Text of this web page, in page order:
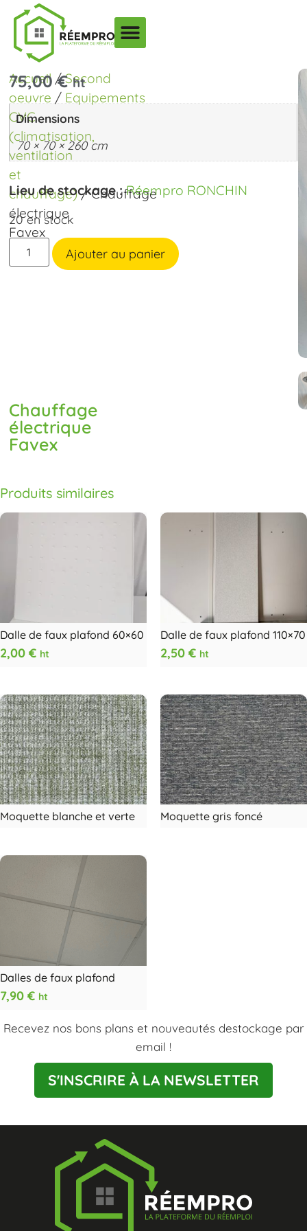
Accueil/Second
oeuvre / Equipements
CVC
(climatisation,
ventilation
et
chauffage)/ Chauffage
électrique
Favex
Chauffage
électrique
Favex
75,00€ ht
Dimensions
70 × 70 × 260 cm
Lieu de stockage :Réempro RONCHIN
20 en stock
Ajouter au panier
Produits similaires
Dalle de faux plafond 60×60
2,00 € ht
Dalle de faux plafond 110×70
2,50 € ht
Moquette blanche et verte Moquette gris foncé
Dalles de faux plafond
7,90 € ht
Recevez nos bons plans et nouveautés destockage par
email !
S'INSCRIRE À LA NEWSLETTER